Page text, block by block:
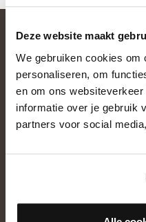
Deze website maakt
We gebruiken cookies om
personaliseren, om
en om ons
informatie over je gebruik
partners voor social